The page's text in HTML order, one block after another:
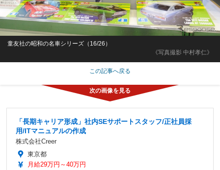
《写真撮影 中村孝仁》
童友社の昭和の名車シリーズ（16/26）
この記事へ戻る
「長期キャリア形成」社内SEサポートスタッフ/正社員採
用/ITマニュアルの作成
株式会社Creer
東京都
月給29万円～40万円